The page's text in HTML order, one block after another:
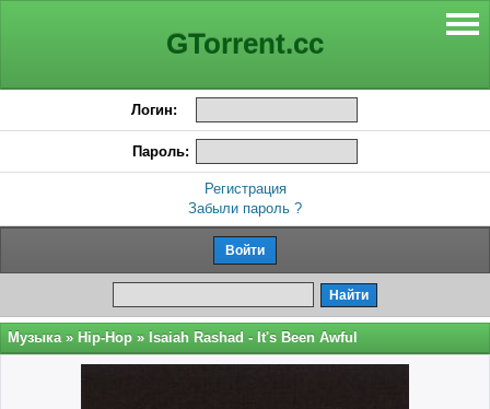
GTorrent.cc
Логин:
Пароль:
Регистрация
Забыли пароль ?
Музыка » Hip-Hop » Isaiah Rashad - It's Been Awful